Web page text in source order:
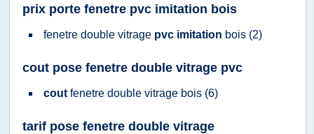
prix porte fenetre pvc imitation bois
fenetre double vitrage pvc imitation bois (2)
cout pose fenetre double vitrage pvc
cout fenetre double vitrage bois (6)
tarif pose fenetre double vitrage